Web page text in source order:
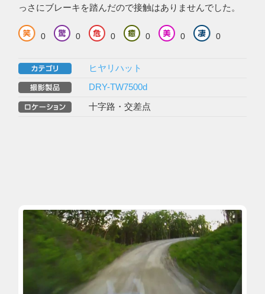
っさにブレーキを踏んだので接触はありませんでした。
0 0 0 0 0 0
ヒヤリハット
DRY-TW7500d
十字路・交差点